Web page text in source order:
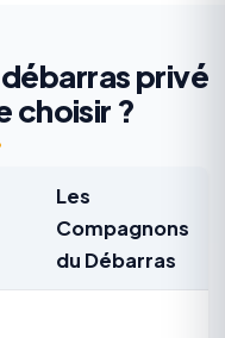
privé
choisir ?
Les
Compagnons
du Débarras